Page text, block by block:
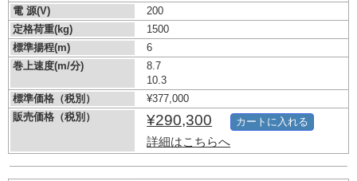
電 源(V)
200
定格荷重(kg)
1500
標準揚程(m)
6
巻上速度(m/分)
8.7
10.3
標準価格（税別）
¥377,000
販売価格（税別）
¥290,300
詳細はこちらへ
カートに入れる